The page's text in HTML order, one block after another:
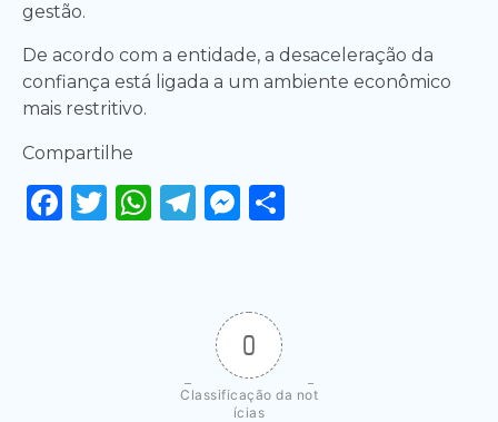
gestão.
De acordo com a entidade, a desaceleração da
confiança está ligada a um ambiente econômico
mais restritivo.
Compartilhe
Facebook
Twitter
WhatsApp
Telegram
Messenger
0
Classificação da not
ícias